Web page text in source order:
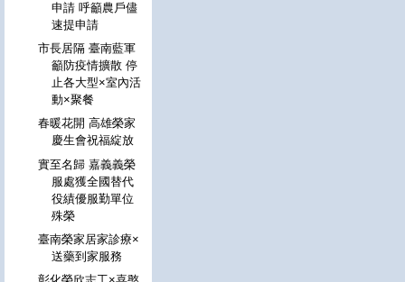
申請 呼籲農戶儘
速提申請
市長居隔 臺南藍軍
籲防疫情擴散 停
止各大型×室內活
動×聚餐
春暖花開 高雄榮家
慶生會祝福綻放
實至名歸 嘉義義榮
服處獲全國替代
役績優服勤單位
殊榮
臺南榮家居家診療×
送藥到家服務